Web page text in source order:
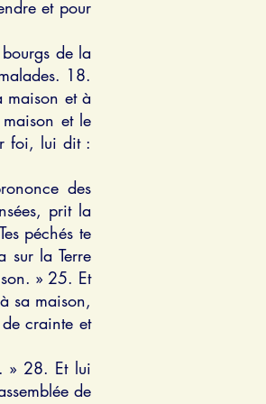
et pour
de la
18.
maison et à
et le
foi, lui dit :
des
prit la
péchés te
sur la Terre
» 25. Et
sa maison,
crainte et
» 28. Et lui
de